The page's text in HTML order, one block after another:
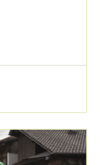
giovani
una missione.
preparati, equi e